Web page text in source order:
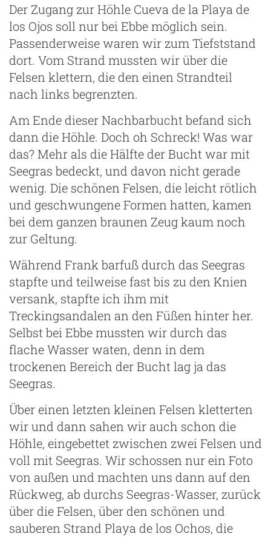
Der Zugang zur Höhle Cueva de la Playa de
los Ojos soll nur bei Ebbe möglich sein.
Passenderweise waren wir zum Tiefststand
dort. Vom Strand mussten wir über die
Felsen klettern, die den einen Strandteil
nach links begrenzten.
Am Ende dieser Nachbarbucht befand sich
dann die Höhle. Doch oh Schreck! Was war
das? Mehr als die Hälfte der Bucht war mit
Seegras bedeckt, und davon nicht gerade
wenig. Die schönen Felsen, die leicht rötlich
und geschwungene Formen hatten, kamen
bei dem ganzen braunen Zeug kaum noch
zur Geltung.
Während Frank barfuß durch das Seegras
stapfte und teilweise fast bis zu den Knien
versank, stapfte ich ihm mit
Treckingsandalen an den Füßen hinter her.
Selbst bei Ebbe mussten wir durch das
flache Wasser waten, denn in dem
trockenen Bereich der Bucht lag ja das
Seegras.
Über einen letzten kleinen Felsen kletterten
wir und dann sahen wir auch schon die
Höhle, eingebettet zwischen zwei Felsen und
voll mit Seegras. Wir schossen nur ein Foto
von außen und machten uns dann auf den
Rückweg, ab durchs Seegras-Wasser, zurück
über die Felsen, über den schönen und
sauberen Strand Playa de los Ochos, die